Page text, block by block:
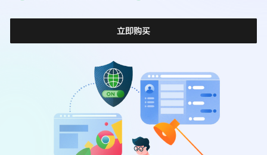
立即购买